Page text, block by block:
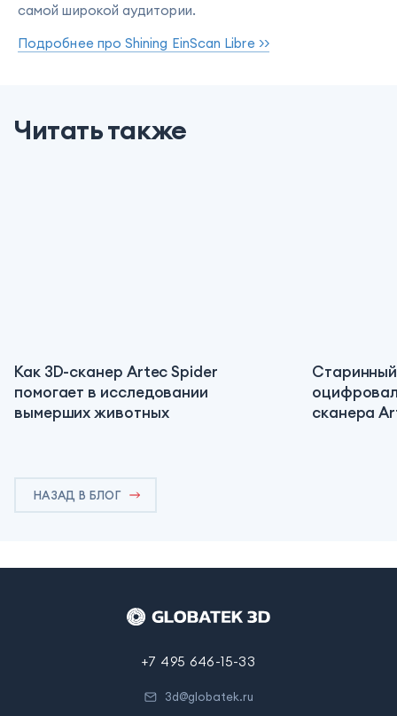
самой широкой аудитории.
Подробнее про Shining EinScan Libre >>
Читать также
Как 3D-сканер Artec Spider
помогает в исследовании
вымерших животных
сканера
НАЗАД В БЛОГ
+7 495 646-15-33
3d@globatek.ru